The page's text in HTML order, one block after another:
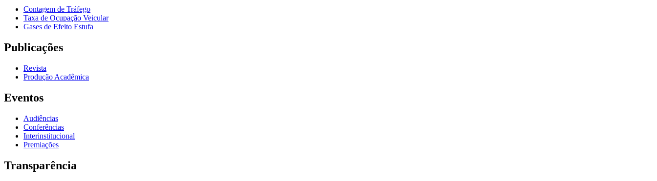
Contagem de Tráfego
Taxa de Ocupação Veicular
Gases de Efeito Estufa
Publicações
Revista
Produção Acadêmica
Eventos
Audiências
Conferências
Interinstitucional
Premiações
Transparência